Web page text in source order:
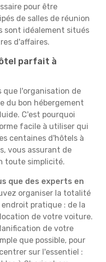
pour être
de salles de réunion
sont idéalement situés
d'affaires.
parfait à
que l'organisation de
du bon hébergement
C'est pourquoi
facile à utiliser qui
centaines d'hôtels à
vous assurant de
toute simplicité.
que des experts en
organiser la totalité
pratique : de la
de votre voiture.
de votre
que possible, pour
sur l'essentiel :